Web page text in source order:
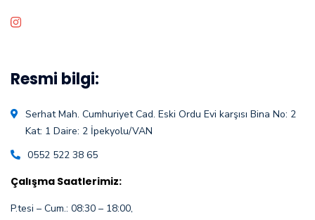
Resmi bilgi:
Serhat Mah. Cumhuriyet Cad. Eski Ordu Evi karşısı Bina No: 2
Kat: 1 Daire: 2 İpekyolu/VAN
0552 522 38 65
Çalışma Saatlerimiz:
P.tesi – Cum.: 08:30 – 18:00,